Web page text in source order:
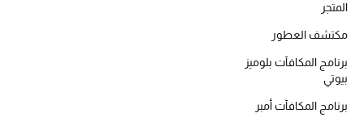
العطور
مكتشف العطور
المتجر
مكتشف العطور
برنامج المكافآت بلوميز
بيوتي
برنامج المكافآت أمبر